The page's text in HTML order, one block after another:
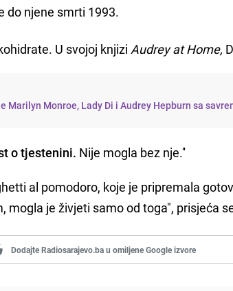
do njene smrti 1993.
U svojoj knjizi Audrey at Home,
Marilyn Monroe, Lady Di i Audrey Hepburn sa
o tjestenini. Nije mogla bez nje.''
al pomodoro, koje je pripremala
mogla je živjeti samo od toga", prisjeća
Dodajte Radiosarajevo.ba u omiljene Google izvore